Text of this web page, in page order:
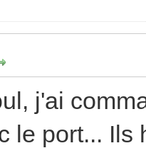
j'ai
le port... Ils